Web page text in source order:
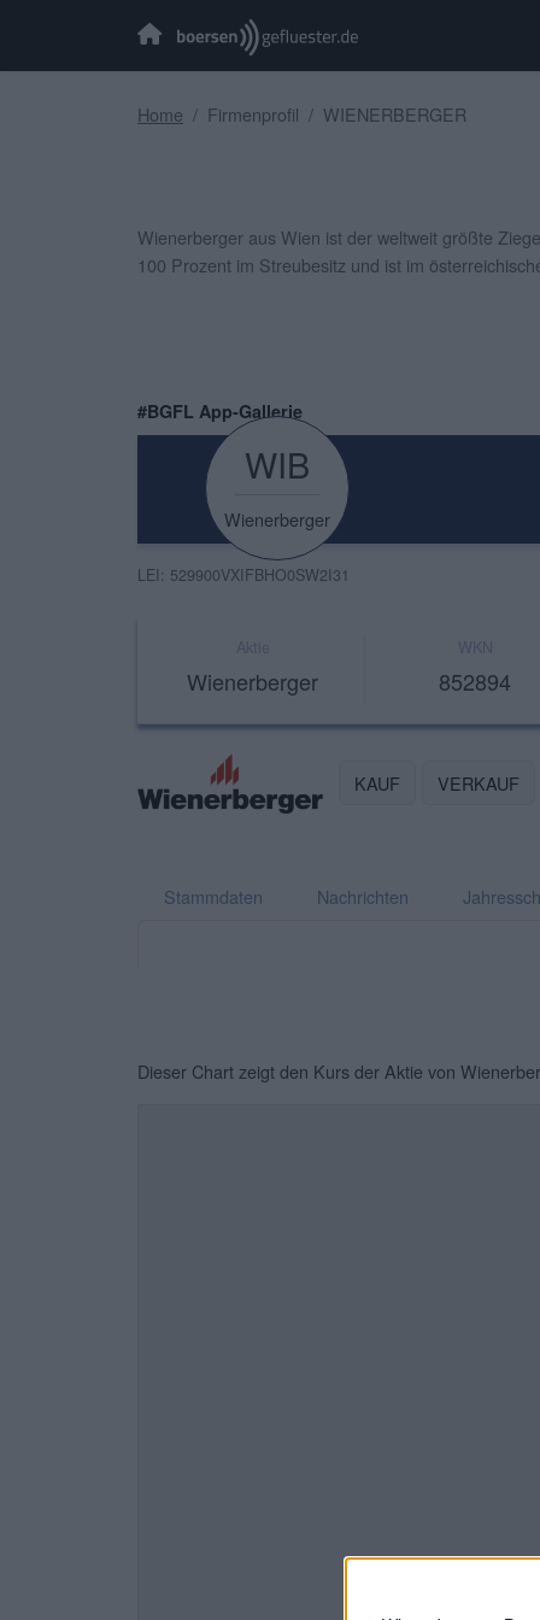
Home Firmenprofil WIENERBERGER
Wienerberger aus Wien ist der weltweit größte
100 Prozent im Streubesitz und ist im
#BGFL App-Gallerie
WIB
Wienerberger
LEI: 529900VXIFBHO0SW2I31
Aktie
Wienerberger
WKN
852894
KAUF VERKAUF
Stammdaten Nachrichten
Dieser Chart zeigt den Kurs der Aktie von